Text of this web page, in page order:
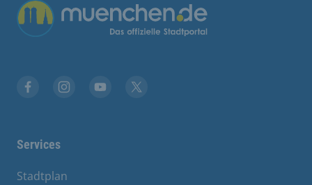
Services
Stadtplan